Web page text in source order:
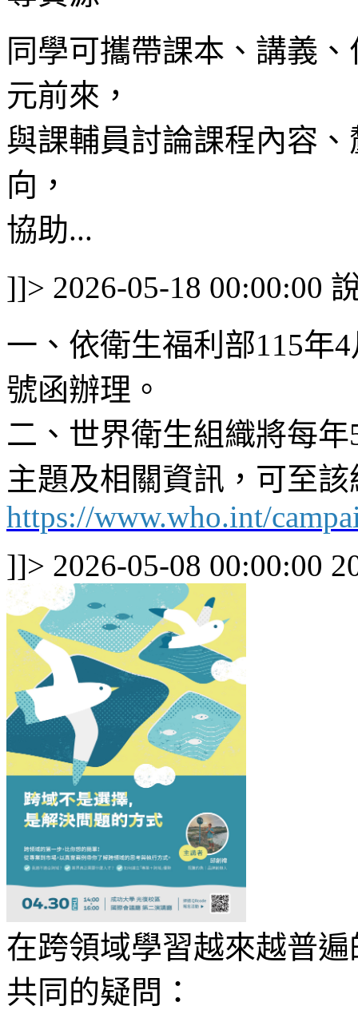
同學可攜帶課本、講義
元前來，
與課輔員討論課程內容
向，
協助...
]]> 2026-05-18 00:00:00
一、依衛生福利部115年
號函辦理。
二、世界衛生組織將每
主題及相關資訊，可至
https://www.who.int/
]]> 2026-05-08 00:00:00
在跨領域學習越來越普
共同的疑問：